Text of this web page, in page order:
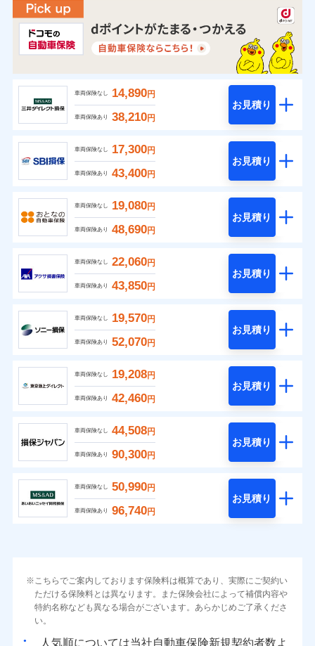
車両保険なし 14,890円
車両保険あり 38,210円
お見積り
車両保険なし 17,300円
車両保険あり 43,400円
お見積り
車両保険なし 19,080円
車両保険あり 48,690円
お見積り
車両保険なし 22,060円
車両保険あり 43,850円
お見積り
車両保険なし 19,570円
車両保険あり 52,070円
お見積り
車両保険なし 19,208円
車両保険あり 42,460円
お見積り
車両保険なし 44,508円
車両保険あり 90,300円
お見積り
車両保険なし 50,990円
車両保険あり 96,740円
お見積り
こちらでご案内しております保険料は概算であり、実際にご契約い
ただける保険料とは異なります。また保険会社によって補償内容や
特約名称なども異なる場合がございます。あらかじめご了承くださ
い。
人気順については当社
新規契約者数よ